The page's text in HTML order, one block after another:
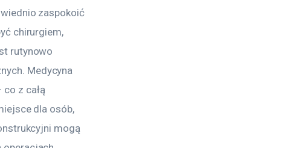
zaspokoić
chirurgiem,
rutynowo
Medycyna
z całą
dla osób,
mogą